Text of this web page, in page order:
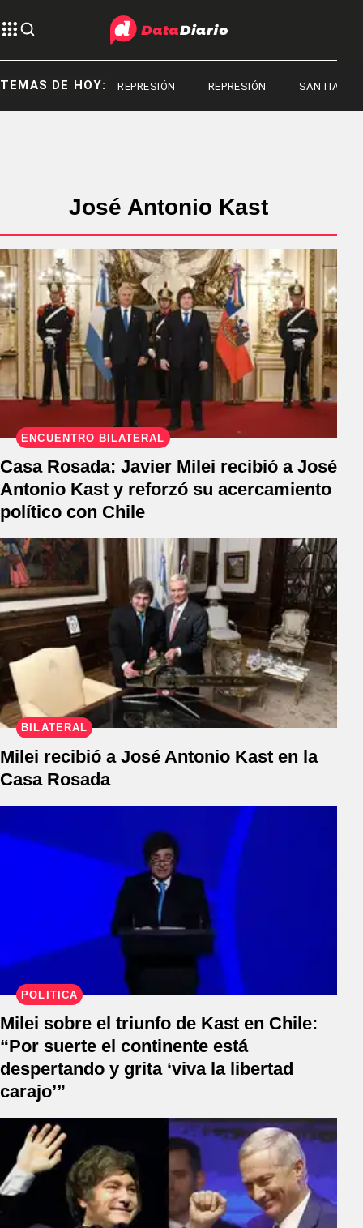
TEMAS DE HOY:REPRESIÓN REPRESIÓN SANTIAGO
José Antonio Kast
ENCUENTRO BILATERAL
Casa Rosada: Javier Milei recibió a José
Antonio Kast y reforzó su acercamiento
político con Chile
BILATERAL
Milei recibió a José Antonio Kast en la
Casa Rosada
POLÍTICA
Milei sobre el triunfo de Kast en Chile:
“Por suerte el continente está
despertando y grita ‘viva la libertad
carajo’”